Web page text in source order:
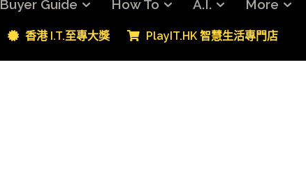
Buyer Guide How To A.I. More
香港 I.T.至專大獎 PlayIT.HK 智慧生活專門店